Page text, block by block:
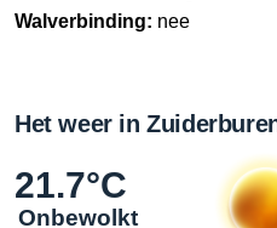
Walverbinding: nee
Het weer in
21.7°C
Onbewolkt